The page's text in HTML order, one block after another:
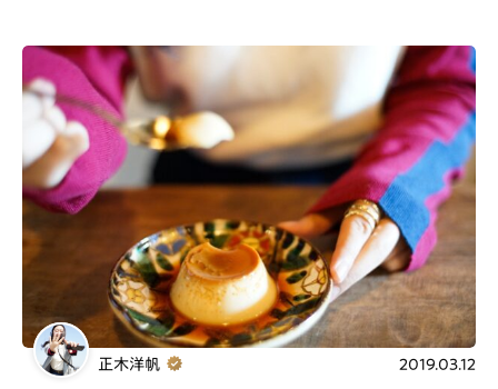
正木洋帆 2019.03.12